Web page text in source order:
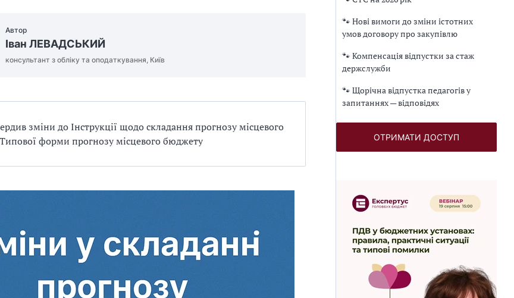
Автор
Іван ЛЕВАДСЬКИЙ
консультант з обліку та оподаткування, Київ
зміни до Інструкції щодо складання прогнозу місцевого
форми прогнозу місцевого бюджету
🐾 Нові вимоги до зміни істотних
умов договору про закупівлю
🐾 Компенсація відпустки за стаж
держслужби
🐾 Щорічна відпустка педагогів у
запитаннях — відповідях
ОТРИМАТИ ДОСТУП